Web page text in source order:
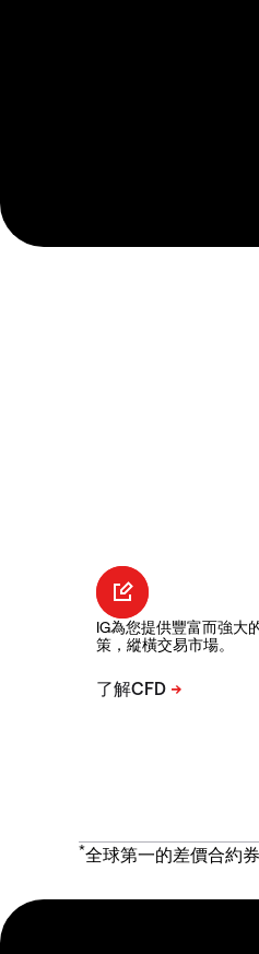
IG為您提供豐富而強大
策，縱橫交易市場。
*全球第一的差價合約